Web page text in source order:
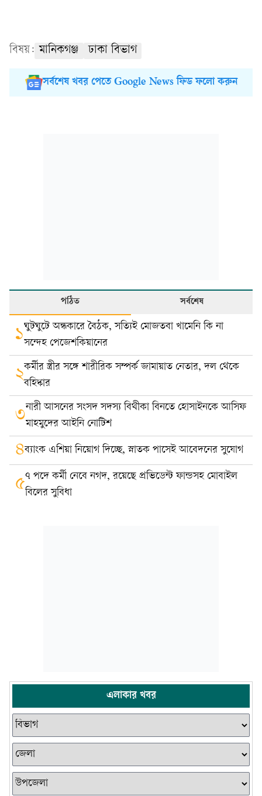
বিষয়: মানিকগঞ্জ ঢাকা বিভাগ
সর্বশেষ খবর পেতে Google News ফিড ফলো করুন
পঠিত সর্বশেষ
১ঘুটঘুটে অন্ধকারে বৈঠক, সত্যিই মোজতবা খামেনি কি না
সন্দেহ পেজেশকিয়ানের
২কর্মীর স্ত্রীর সঙ্গে শারীরিক সম্পর্ক জামায়াত নেতার, দল থেকে
বহিষ্কার
৩নারী আসনের সংসদ সদস্য বিথীকা বিনতে হোসাইনকে আসিফ
মাহমুদের আইনি নোটিশ
৪ব্যাংক এশিয়া নিয়োগ দিচ্ছে, স্নাতক পাসেই আবেদনের সুযোগ
৫৭ পদে কর্মী নেবে নগদ, রয়েছে প্রভিডেন্ট ফান্ডসহ মোবাইল
বিলের সুবিধা
এলাকার খবর